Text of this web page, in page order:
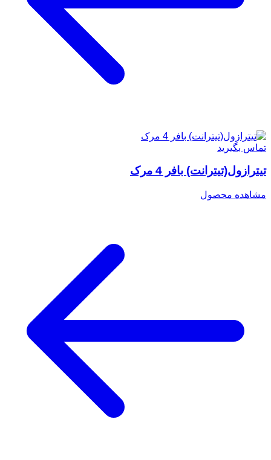
تماس بگیرید
تیترازول(تیترانت) بافر 4 مرک
مشاهده محصول